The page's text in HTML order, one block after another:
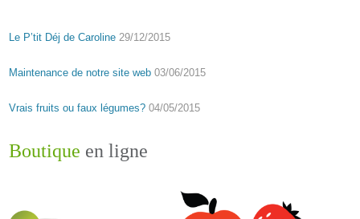
Le P’tit Déj de Caroline 29/12/2015
Maintenance de notre site web 03/06/2015
Vrais fruits ou faux légumes? 04/05/2015
Boutique en ligne